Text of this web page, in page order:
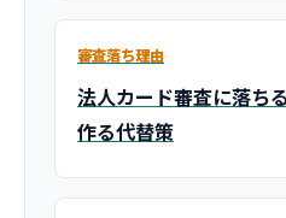
審査落ち理由
法人カード審査に落ち
作る代替策